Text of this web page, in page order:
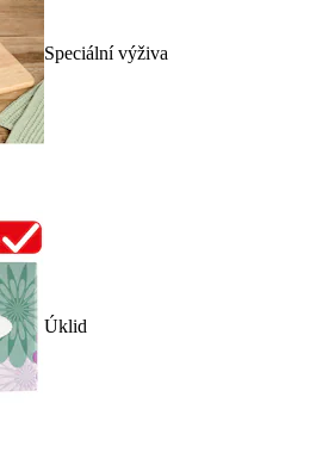
Speciální výživa
Úklid